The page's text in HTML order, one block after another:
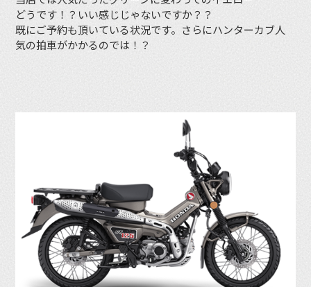
どうです！？いい感じじゃないですか？？
既にご予約も頂いている状況です。さらにハンターカブ人
気の拍車がかかるのでは！？